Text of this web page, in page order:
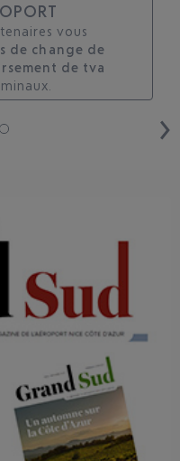
vous
de change de
de tva